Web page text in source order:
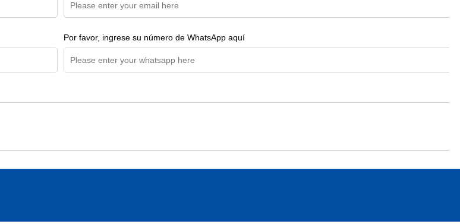
Por favor, ingrese su número de WhatsApp aquí